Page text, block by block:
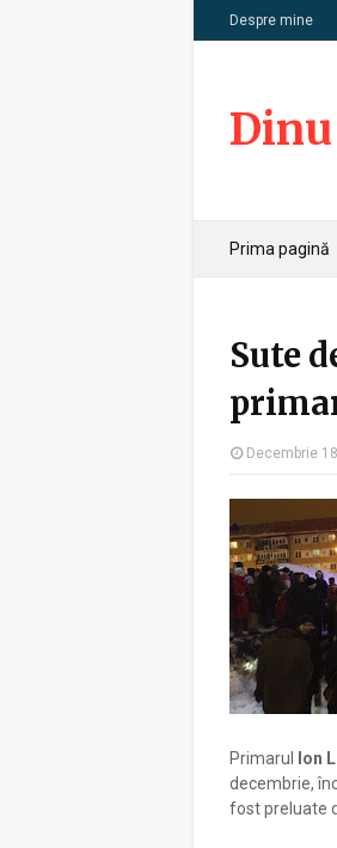
Despre mine
Prima pagină
Sute
Decembrie
Primarul Ion
decembrie,
fost preluate